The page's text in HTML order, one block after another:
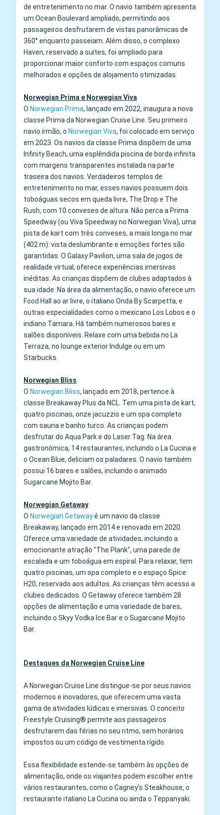
de entretenimento no mar. O navio também apresenta
um Ocean Boulevard ampliado, permitindo aos
passageiros desfrutarem de vistas panorâmicas de
360° enquanto passeiam. Além disso, o complexo
Haven, reservado a suítes, foi ampliado para
proporcionar maior conforto com espaços comuns
melhorados e opções de alojamento otimizadas.
Norwegian Prima e Norwegian Viva
O Norwegian Prima, lançado em 2022, inaugura a nova
classe Prima da Norwegian Cruise Line. Seu primeiro
navio irmão, o Norwegian Viva, foi colocado em serviço
em 2023. Os navios da classe Prima dispõem de uma
Infinity Beach, uma esplêndida piscina de borda infinita
com margens transparentes instalada na parte
traseira dos navios. Verdadeiros templos de
entretenimento no mar, esses navios possuem dois
toboáguas secos em queda livre, The Drop e The
Rush, com 10 conveses de altura. Não perca a Prima
Speedway (ou Viva Speedway no Norwegian Viva), uma
pista de kart com três conveses, a mais longa no mar
(402 m): vista deslumbrante e emoções fortes são
garantidas. O Galaxy Pavilion, uma sala de jogos de
realidade virtual, oferece experiências imersivas
inéditas. As crianças dispõem de clubes adaptados à
sua idade. Na área da alimentação, o navio oferece um
Food Hall ao ar livre, o italiano Onda By Scarpetta, e
outras especialidades como o mexicano Los Lobos e o
indiano Tamara. Há também numerosos bares e
salões disponíveis. Relaxe com uma bebida no La
Terraza, no lounge exterior Indulge ou em um
Starbucks.
Norwegian Bliss
O Norwegian Bliss, lançado em 2018, pertence à
classe Breakaway Plus da NCL. Tem uma pista de kart,
quatro piscinas, onze jacuzzis e um spa completo
com sauna e banho turco. As crianças podem
desfrutar do Aqua Park e do Laser Tag. Na área
gastronômica, 14 restaurantes, incluindo o La Cucina e
o Ocean Blue, deliciam os paladares. O navio também
possui 16 bares e salões, incluindo o animado
Sugarcane Mojito Bar.
Norwegian Getaway
O Norwegian Getawayé um navio da classe
Breakaway, lançado em 2014 e renovado em 2020.
Oferece uma variedade de atividades, incluindo a
emocionante atração "The Plank", uma parede de
escalada e um toboágua em espiral. Para relaxar, tem
quatro piscinas, um spa completo e o espaço Spice
H20, reservado aos adultos. As crianças têm acesso a
clubes dedicados. O Getaway oferece também 28
opções de alimentação e uma variedade de bares,
incluindo o Skyy Vodka Ice Bar e o Sugarcane Mojito
Bar.
Destaques da Norwegian Cruise Line
A Norwegian Cruise Line distingue‑se por seus navios
modernos e inovadores, que oferecem uma vasta
gama de atividades lúdicas e imersivas. O conceito
Freestyle Cruising® permite aos passageiros
desfrutarem das férias no seu ritmo, sem horários
impostos ou um código de vestimenta rígido.
Essa flexibilidade estende‑se também às opções de
alimentação, onde os viajantes podem escolher entre
vários restaurantes, como o Cagney's Steakhouse, o
restaurante italiano La Cucina ou ainda o Teppanyaki.